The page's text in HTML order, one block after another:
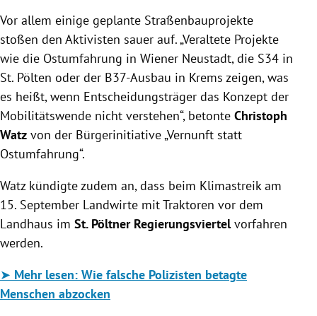
Vor allem einige geplante Straßenbauprojekte
stoßen den Aktivisten sauer auf. „Veraltete Projekte
wie die Ostumfahrung in Wiener Neustadt, die S34 in
St. Pölten oder der B37-Ausbau in Krems zeigen, was
es heißt, wenn Entscheidungsträger das Konzept der
Mobilitätswende nicht verstehen“, betonte Christoph
Watz von der Bürgerinitiative „Vernunft statt
Ostumfahrung“.
Watz kündigte zudem an, dass beim Klimastreik am
15. September Landwirte mit Traktoren vor dem
Landhaus im St. Pöltner Regierungsviertelvorfahren
werden.
➤ Mehr lesen: Wie falsche Polizisten betagte
Menschen abzocken